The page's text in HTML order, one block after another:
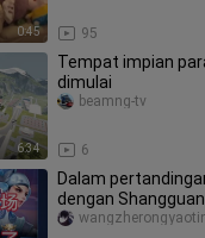
0:45 95
6:34
Tempat impian
dimulai
6
beamng-tv
Dalam
dengan Shangguan
dijuluki “batas